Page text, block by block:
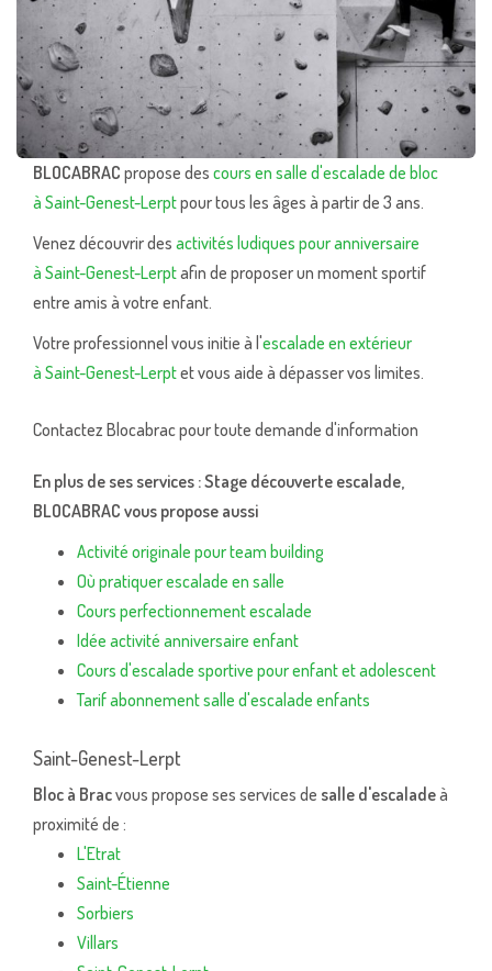
BLOCABRAC propose des cours en salle d'escalade de bloc
à Saint-Genest-Lerptpour tous les âges à partir de 3 ans.
Venez découvrir des activités ludiques pour anniversaire
à Saint-Genest-Lerptafin de proposer un moment sportif
entre amis à votre enfant.
Votre professionnel vous initie à l'escalade en extérieur
à Saint-Genest-Lerptet vous aide à dépasser vos limites.
Contactez Blocabrac pour toute demande d'information
En plus de ses services :Stage découverte escalade,
BLOCABRAC vous propose aussi
Activité originale pour team building
Où pratiquer escalade en salle
Cours perfectionnement escalade
Idée activité anniversaire enfant
Cours d'escalade sportive pour enfant et adolescent
Tarif abonnement salle d'escalade enfants
Saint-Genest-Lerpt
Bloc à Bracvous propose ses services de salle d'escaladeà
proximité de :
L'Etrat
Saint-Étienne
Sorbiers
Villars